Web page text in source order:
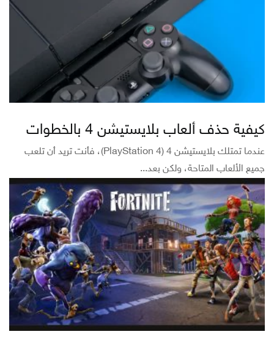
كيفية حذف ألعاب بلايستيشن 4 بالخطوات
عندما تمتلك بلايستيشن 4 (PlayStation 4)، فأنت تريد أن تلعب
جميع الألعاب المتاحة، ولكن بعد...